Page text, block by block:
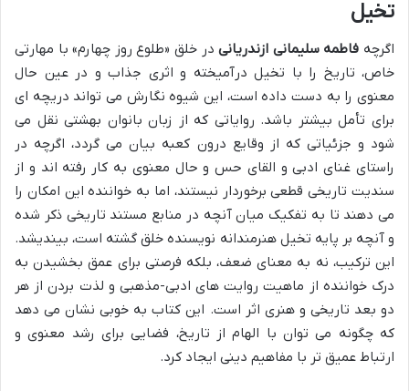
تخیل
اگرچه فاطمه سلیمانی ازندریانیدر خلق «طلوع روز چهارم» با مهارتی
خاص، تاریخ را با تخیل درآمیخته و اثری جذاب و در عین حال
معنوی را به دست داده است، این شیوه نگارش می تواند دریچه ای
برای تأمل بیشتر باشد. روایاتی که از زبان بانوان بهشتی نقل می
شود و جزئیاتی که از وقایع درون کعبه بیان می گردد، اگرچه در
راستای غنای ادبی و القای حس و حال معنوی به کار رفته اند و از
سندیت تاریخی قطعی برخوردار نیستند، اما به خواننده این امکان را
می دهند تا به تفکیک میان آنچه در منابع مستند تاریخی ذکر شده
و آنچه بر پایه تخیل هنرمندانه نویسنده خلق گشته است، بیندیشد.
این ترکیب، نه به معنای ضعف، بلکه فرصتی برای عمق بخشیدن به
درک خواننده از ماهیت روایت های ادبی-مذهبی و لذت بردن از هر
دو بعد تاریخی و هنری اثر است. این کتاب به خوبی نشان می دهد
که چگونه می توان با الهام از تاریخ، فضایی برای رشد معنوی و
ارتباط عمیق تر با مفاهیم دینی ایجاد کرد.